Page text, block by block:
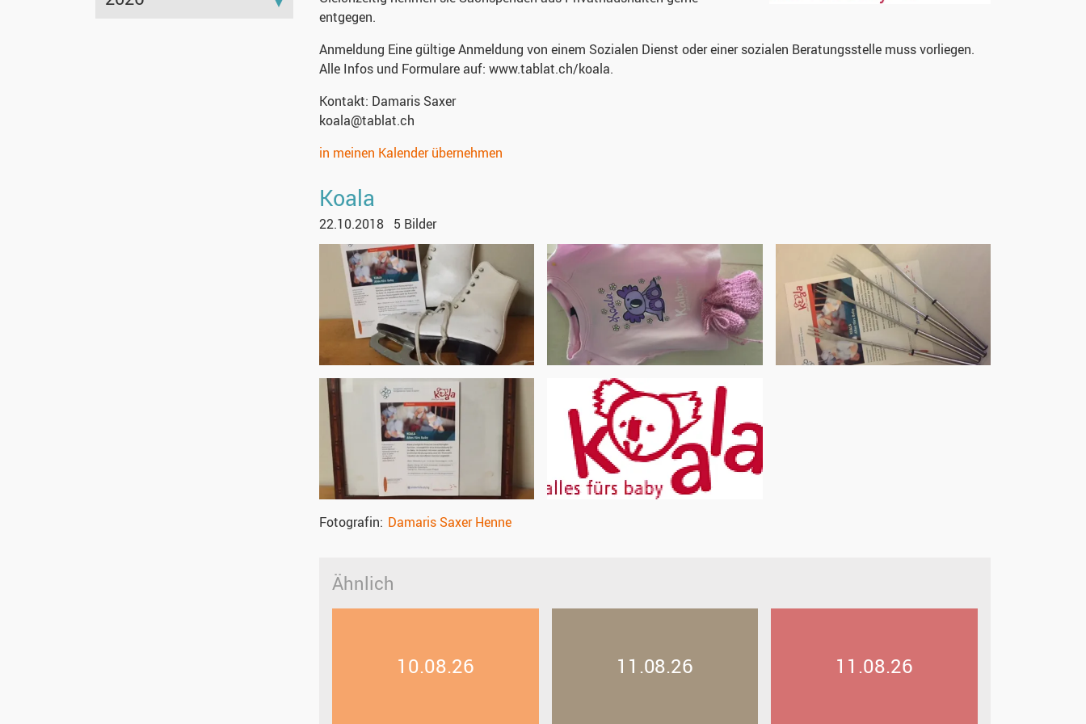
entgegen.
Anmeldung Eine gültige Anmeldung von einem Sozialen Dienst oder einer sozialen Beratungsstelle muss vorliegen.
Alle Infos und Formulare auf: www.tablat.ch/koala.
Kontakt: Damaris Saxer
koala@tablat.ch
in meinen Kalender übernehmen
Koala
22.10.2018 5 Bilder
Fotografin Damaris Saxer Henne
Ähnlich
10.08.26 11.08.26 11.08.26